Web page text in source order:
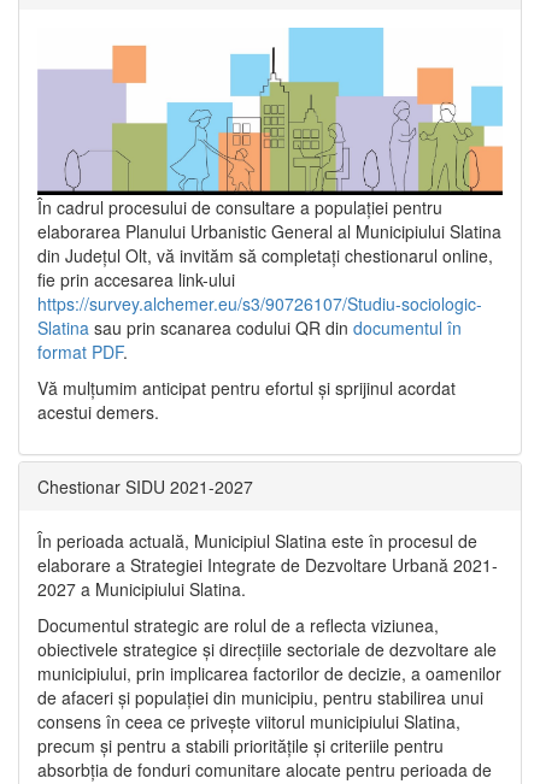
În cadrul procesului de consultare a populaţiei pentru
elaborarea Planului Urbanistic General al Municipiului Slatina
din Județul Olt, vă invităm să completați chestionarul online,
fie prin accesarea link-ului
https://survey.alchemer.eu/s3/90726107/Studiu-sociologic-
Slatina sau prin scanarea codului QR din documentul în
format PDF.
Vă mulţumim anticipat pentru efortul şi sprijinul acordat
acestui demers.
Chestionar SIDU 2021-2027
În perioada actuală, Municipiul Slatina este în procesul de
elaborare a Strategiei Integrate de Dezvoltare Urbană 2021‐
2027 a Municipiului Slatina.
Documentul strategic are rolul de a reflecta viziunea,
obiectivele strategice și direcțiile sectoriale de dezvoltare ale
municipiului, prin implicarea factorilor de decizie, a oamenilor
de afaceri și populației din municipiu, pentru stabilirea unui
consens în ceea ce privește viitorul municipiului Slatina,
precum și pentru a stabili prioritățile și criteriile pentru
absorbția de fonduri comunitare alocate pentru perioada de